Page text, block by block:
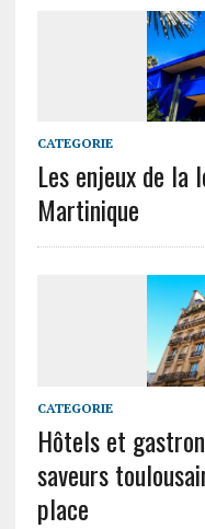
CATEGORIE
Les enjeux de la
Martinique
CATEGORIE
Hôtels et
saveurs
place